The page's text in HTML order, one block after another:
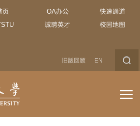
页 OA办公
快速通道
诚聘英才
校园地图
旧版回顾 EN